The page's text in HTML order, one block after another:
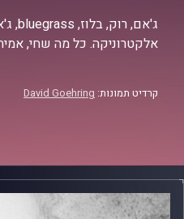
אלקטרוניקה. כל מה שחי,
קרדיט תמונות: David Goehring